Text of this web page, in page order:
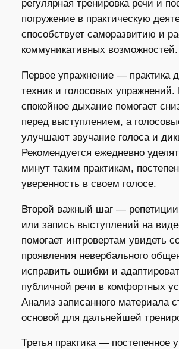
регулярная тренировка речи и
погружение в практическую
способствует саморазвитию и
коммуникативных возможностей.
Первое упражнение — практика
техник и голосовых упражнений.
спокойное дыхание помогает
перед выступлением, а
улучшают звучание голоса и
Рекомендуется ежедневно
минут таким практикам,
уверенность в своем голосе.
Второй важный шаг — репетиции
или запись выступлений на
помогает интровертам увидеть
проявления невербального
исправить ошибки и
публичной речи в комфортных
Анализ записанного материала
основой для дальнейшей
Третья практика — постепенное